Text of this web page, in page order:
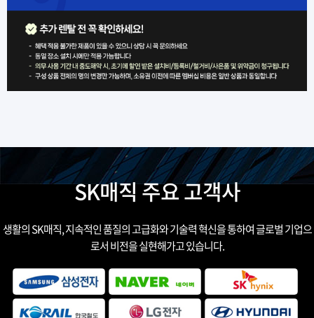
SK매직 주요 고객사
생활의 SK매직, 지속적인 품질의 고급화와 기술력 혁신을 통하여 글로벌 기업으
로서 비전을 실현해가고 있습니다.